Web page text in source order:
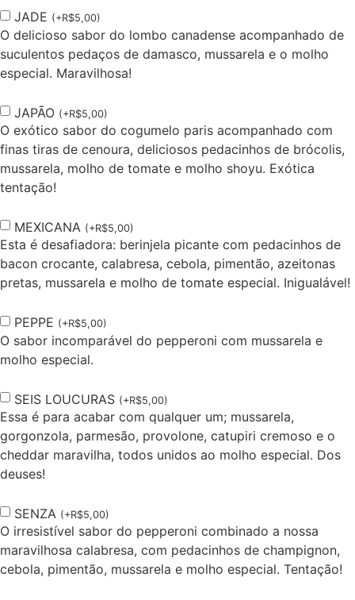
JADE (+R$5,00)
O delicioso sabor do lombo canadense acompanhado de
suculentos pedaços de damasco, mussarela e o molho
especial. Maravilhosa!
JAPÃO (+R$5,00)
O exótico sabor do cogumelo paris acompanhado com
finas tiras de cenoura, deliciosos pedacinhos de brócolis,
mussarela, molho de tomate e molho shoyu. Exótica
tentação!
MEXICANA (+R$5,00)
Esta é desafiadora: berinjela picante com pedacinhos de
bacon crocante, calabresa, cebola, pimentão, azeitonas
pretas, mussarela e molho de tomate especial. Inigualável!
PEPPE (+R$5,00)
O sabor incomparável do pepperoni com mussarela e
molho especial.
SEIS LOUCURAS (+R$5,00)
Essa é para acabar com qualquer um; mussarela,
gorgonzola, parmesão, provolone, catupiri cremoso e o
cheddar maravilha, todos unidos ao molho especial. Dos
deuses!
SENZA (+R$5,00)
O irresistível sabor do pepperoni combinado a nossa
maravilhosa calabresa, com pedacinhos de champignon,
cebola, pimentão, mussarela e molho especial. Tentação!